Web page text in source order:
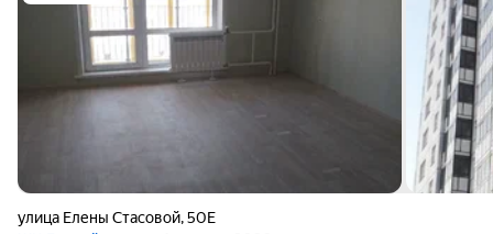
улица Елены Стасовой,50Е